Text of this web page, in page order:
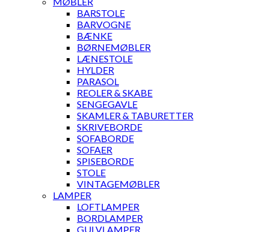
BARSTOLE
BARVOGNE
BÆNKE
BØRNEMØBLER
LÆNESTOLE
HYLDER
PARASOL
REOLER & SKABE
SENGEGAVLE
SKAMLER & TABURETTER
SKRIVEBORDE
SOFABORDE
SOFAER
SPISEBORDE
STOLE
VINTAGEMØBLER
LAMPER
LOFTLAMPER
BORDLAMPER
GULVLAMPER